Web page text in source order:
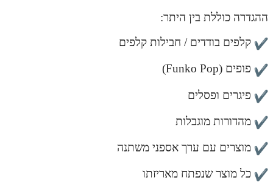
ההגדרה כוללת בין היתר:
קלפים בודדים / חבילות קלפים
פופים (Funko Pop)
פיגרים ופסלים
מהדורות מוגבלות
מוצרים עם ערך אספני משתנה
כל מוצר שנפתח מאריזתו